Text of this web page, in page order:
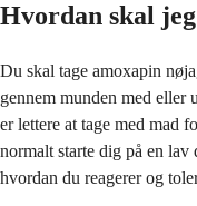
Hvordan skal
Du skal tage amoxapin
gennem munden med eller
er lettere at tage med mad
normalt starte dig på en lav
hvordan du reagerer og